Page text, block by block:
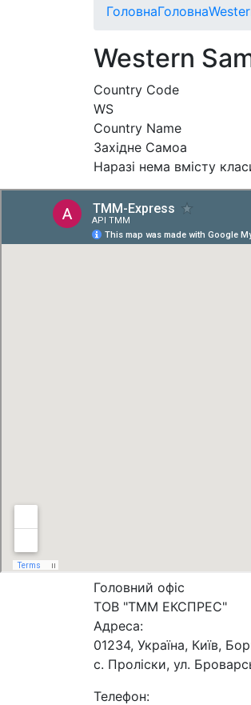
ГоловнаГоловна
Western
Country Code
WS
Country Name
Західне Самоа
Наразі нема вмісту
Головний офіс
ТОВ "ТММ ЕКСПРЕС"
Адреса:
01234, Україна, Київ,
с. Проліски, ул.
Телефон: